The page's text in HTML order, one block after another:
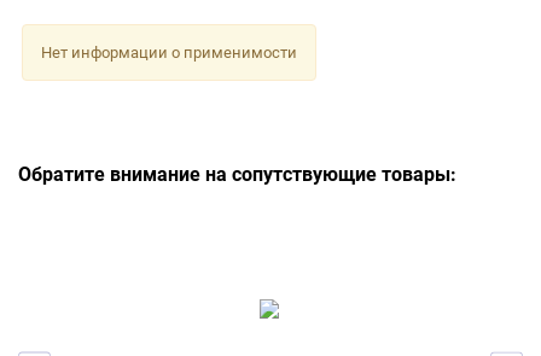
Нет информации о применимости
Обратите внимание на сопутствующие товары: